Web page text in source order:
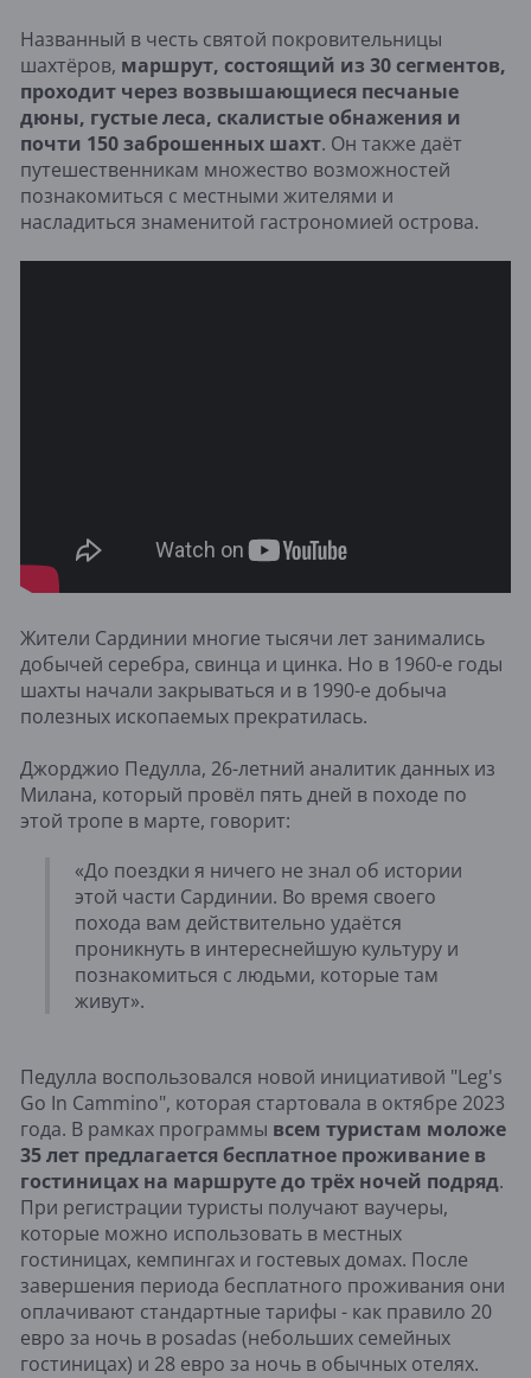
Названный в честь святой покровительницы
шахтёров, маршрут, состоящий из 30 сегментов,
проходит через возвышающиеся песчаные
дюны, густые леса, скалистые обнажения и
почти 150 заброшенных шахт. Он также даёт
путешественникам множество возможностей
познакомиться с местными жителями и
насладиться знаменитой гастрономией острова.
Жители Сардинии многие тысячи лет занимались
добычей серебра, свинца и цинка. Но в 1960-е годы
шахты начали закрываться и в 1990-е добыча
полезных ископаемых прекратилась.
Джорджио Педулла, 26-летний аналитик данных из
Милана, который провёл пять дней в походе по
этой тропе в марте, говорит:
«До поездки я ничего не знал об истории
этой части Сардинии. Во время своего
похода вам действительно удаётся
проникнуть в интереснейшую культуру и
познакомиться с людьми, которые там
живут».
Педулла воспользовался новой инициативой "Leg's
Go In Cammino", которая стартовала в октябре 2023
года. В рамках программы всем туристам моложе
35 лет предлагается бесплатное проживание в
гостиницах на маршруте до трёх ночей подряд.
При регистрации туристы получают ваучеры,
которые можно использовать в местных
гостиницах, кемпингах и гостевых домах. После
завершения периода бесплатного проживания они
оплачивают стандартные тарифы - как правило 20
евро за ночь в posadas (небольших семейных
гостиницах) и 28 евро за ночь в обычных отелях.